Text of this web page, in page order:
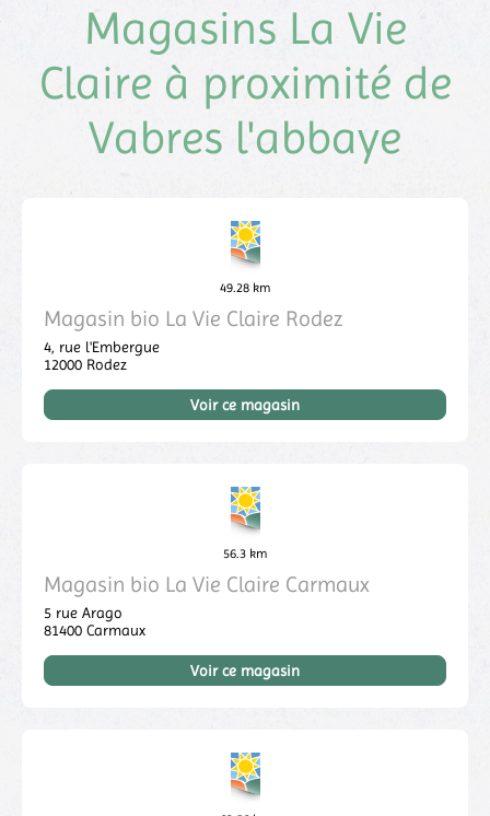
Magasins La Vie
Claire à proximité de
Vabres l'abbaye
49.28 km
Magasin bio La Vie Claire Rodez
4, rue l'Embergue
12000 Rodez
Voir ce magasin
56.3 km
Magasin bio La Vie Claire Carmaux
5 rue Arago
81400 Carmaux
Voir ce magasin